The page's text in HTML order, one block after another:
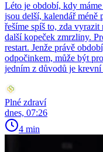
Léto je období, kdy
jsou delší, kalendář méně
řešíme spíš to, zda
další kopeček zmrzliny.
restart. Jenže právě
odpočinkem, může být
jedním z důvodů je krevní
Plné zdraví
dnes, 07:26
4 min